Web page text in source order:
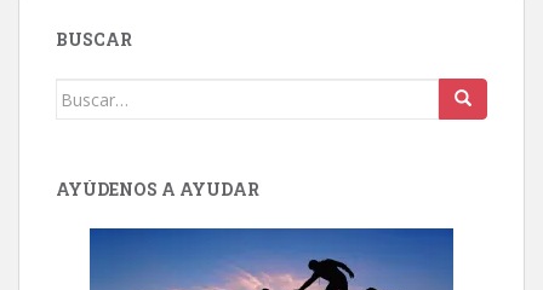
BUSCAR
Buscar:
AYÚDENOS A AYUDAR